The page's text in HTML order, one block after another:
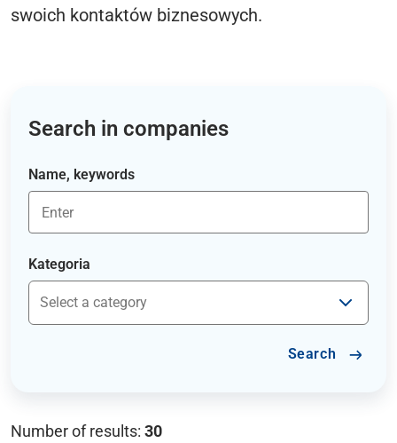
swoich kontaktów biznesowych.
Search in companies
Name, keywords
Kategoria
Search
Number of results: 30